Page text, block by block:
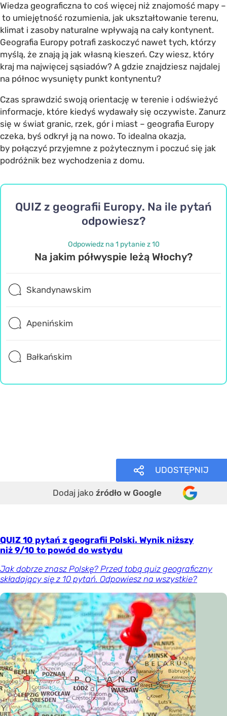
Wiedza geograficzna to coś więcej niż znajomość mapy –
to umiejętność rozumienia, jak ukształtowanie terenu,
klimat i zasoby naturalne wpływają na cały kontynent.
Geografia Europy potrafi zaskoczyć nawet tych, którzy
myślą, że znają ją jak własną kieszeń. Czy wiesz, który
kraj ma najwięcej sąsiadów? A gdzie znajdziesz najdalej
na północ wysunięty punkt kontynentu?
Czas sprawdzić swoją orientację w terenie i odświeżyć
informacje, które kiedyś wydawały się oczywiste. Zanurz
się w świat granic, rzek, gór i miast – geografia Europy
czeka, byś odkrył ją na nowo. To idealna okazja,
by połączyć przyjemne z pożytecznym i poczuć się jak
podróżnik bez wychodzenia z domu.
QUIZ z geografii Europy. Na ile pytań
odpowiesz?
Odpowiedz na 1 pytanie z 10
Na jakim półwyspie leżą Włochy?
Skandynawskim
Apenińskim
Bałkańskim
UDOSTĘPNIJ
Dodaj jako źródło w Google
QUIZ 10 pytań z geografii Polski. Wynik niższy
niż 9/10 to powód do wstydu
Jak dobrze znasz Polskę? Przed tobą quiz geograficzny
składający się z 10 pytań. Odpowiesz na wszystkie?